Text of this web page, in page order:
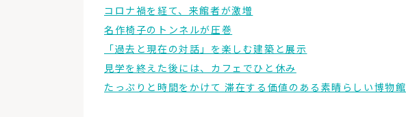
コロナ禍を経て、来館者が激増
名作椅子のトンネルが圧巻
「過去と現在の対話」を楽しむ建築と展示
見学を終えた後には、カフェでひと休み
たっぷりと時間をかけて 滞在する価値のある素晴らしい博物館